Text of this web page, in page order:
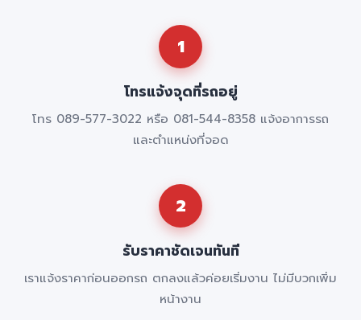
1
โทรแจ้งจุดที่รถอยู่
โทร 089-577-3022 หรือ 081-544-8358 แจ้งอาการรถ
และตำแหน่งที่จอด
2
รับราคาชัดเจนทันที
เราแจ้งราคาก่อนออกรถ ตกลงแล้วค่อยเริ่มงาน ไม่มีบวกเพิ่ม
หน้างาน